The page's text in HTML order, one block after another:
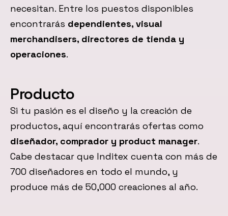
necesitan. Entre los puestos disponibles
encontrarás dependientes, visual
merchandisers, directores de tienda y
operaciones.
Producto
Si tu pasión es el diseño y la creación de
productos, aquí encontrarás ofertas como
diseñador, comprador y product manager.
Cabe destacar que Inditex cuenta con más de
700 diseñadores en todo el mundo, y
produce más de 50,000 creaciones al año.